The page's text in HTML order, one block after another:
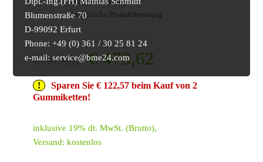
Blumenstraße 70
D-99092 Erfurt
Phone: +49 (0) 361 / 30 25 81 24
e-mail: service@bme24.com
Ausführliche Produktberatung
€509,32 €473,62
Sparen Sie € 122,57 beim Kauf von 2
Gummiketten!
inklusive 19% dt. MwSt. (Brutto),
Versand: kostenlos